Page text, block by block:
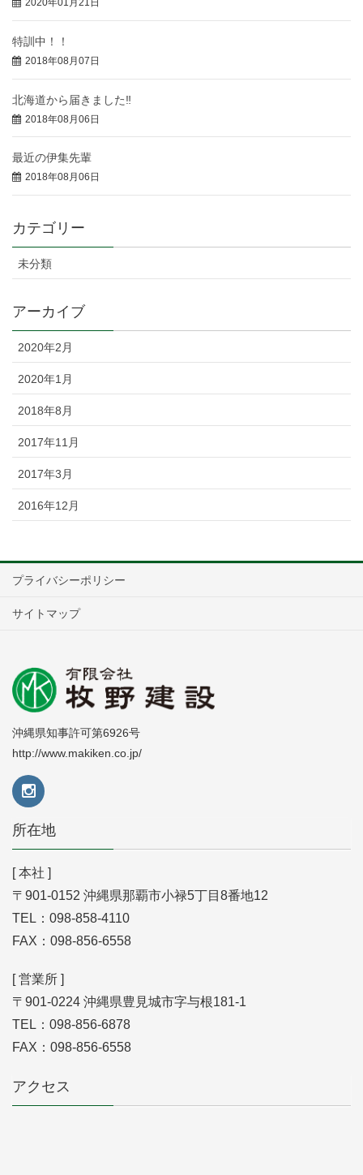
2020年01月21日
特訓中！！
2018年08月07日
北海道から届きました‼
2018年08月06日
最近の伊集先輩
2018年08月06日
カテゴリー
未分類
アーカイブ
2020年2月
2020年1月
2018年8月
2017年11月
2017年3月
2016年12月
プライバシーポリシー
サイトマップ
沖縄県知事許可第6926号
http://www.makiken.co.jp/
所在地
[ 本社 ]
〒901-0152 沖縄県那覇市小禄5丁目8番地12
TEL：098-858-4110
FAX：098-856-6558
[ 営業所 ]
〒901-0224 沖縄県豊見城市字与根181-1
TEL：098-856-6878
FAX：098-856-6558
アクセス